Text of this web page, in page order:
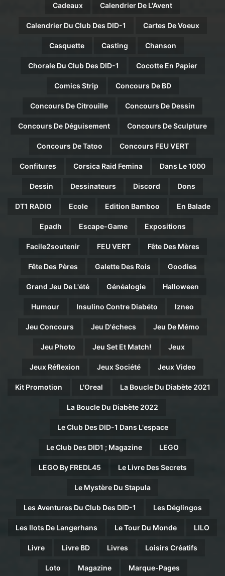
Cadeaux Calendrier De L'Avent
Calendrier Du Club Des DID-1 Cartes De Voeux
Casquette Casting Chanson
Chorale Du Club Des DID-1 Cocotte En Papier
Comics Strip Concours De BD
Concours De Citrouille Concours De Dessin
Concours De Déguisement Concours De Sculpture
Concours De Tatoo Concours FEU VERT
Confitures Corsica Raid Femina Dans Le 1000
Dessin Dessinateurs Discord Dons
DT1 RADIO Ecole Edition Bamboo En Balade
Epadh Escape-Game Expositions
Facile2soutenir FEU VERT Fête Des Mères
Fête Des Pères Galette Des Rois Goodies
Grand Jeu De L'été Généalogie Halloween
Humour Insulino Contre Diabéto Izneo
Jeu Concours Jeu D'échecs Jeu De Mémo
Jeu Photo Jeu Set Et Match! Jeux
Jeux Réflexion Jeux Société Jeux Video
Kit Promotion L'Oreal La Boucle Du Diabète 2021
La Boucle Du Diabète 2022
Le Club Des DID-1 Dans L'espace
Le Club Des DID1 ; Magazine LEGO
LEGO By FREDL45 Le Livre Des Secrets
Le Mystère Du Stapula
Les Aventures Du Club Des DID-1 Les Déglingos
Les Ilots De Langerhans Le Tour Du Monde LILO
Livre Livre BD Livres Loisirs Créatifs
Loto Magazine Marque-Pages